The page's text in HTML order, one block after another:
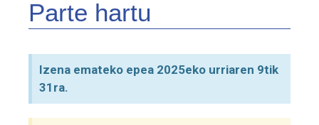
Parte hartu
Izena emateko epea 2025eko urriaren 9tik
31ra.